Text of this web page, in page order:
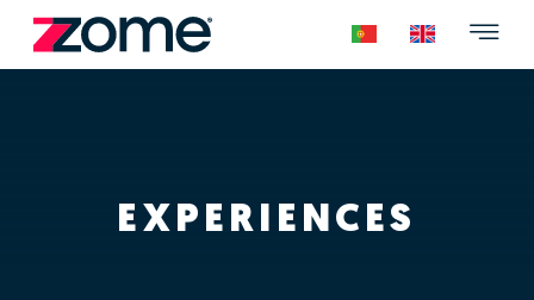
EXPERIENCES